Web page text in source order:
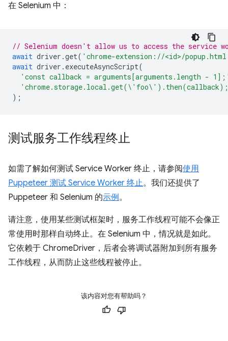
在 Selenium 中：
// Selenium doesn't allow us to access the service
await driver .get( 'chrome-extension://<id>/
await driver . executeAsyncScript(
'const callback = arguments[arguments.length -
);
测试服务工作线程终止
如需了解如何测试 Service Worker 终止，请参阅使用
Puppeteer 测试 Service Worker 终止。我们还提供了
Puppeteer 和 Selenium 的示例。
请注意，使用某些测试框架时，服务工作线程可能不会像正
常使用时那样自动终止。在 Selenium 中，情况就是如此。
它依赖于 ChromeDriver，后者会将调试器附加到所有服务
工作线程，从而防止这些线程被停止。
该内容对您有帮助吗？